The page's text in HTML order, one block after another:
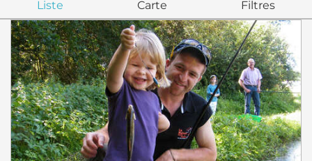
Liste Carte Filtres